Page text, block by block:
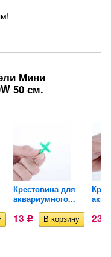
Мини
50 см.
Крестовина для
аквариумного...
13 Р 23